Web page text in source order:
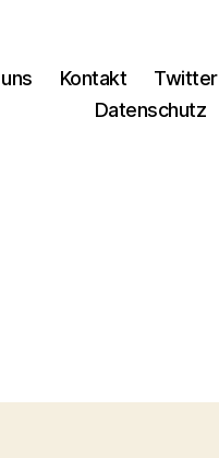
Kontakt Twitter
Datenschutz